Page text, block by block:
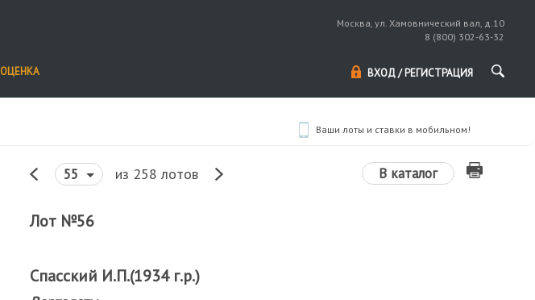
Москва, ул. Хамовнический вал, д.10
8 (800) 302-63-32
ОЦЕНКА ВХОД / РЕГИСТРАЦИЯ
Ваши лоты и ставки в мобильном!
55 из 258 лотов В каталог
Лот №56
Спасский И.П.(1934 г.р.)